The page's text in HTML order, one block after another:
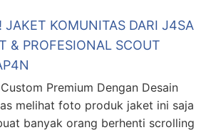
JAKET KOMUNITAS DARI J4SA
& PROFESIONAL SCOUT
Premium Dengan Desain
melihat foto produk jaket ini saja
banyak orang berhenti scrolling